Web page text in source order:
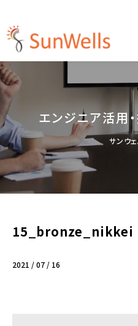
エンジニア活用
サンウ
15_bronze_nikkei
2021 / 07 / 16